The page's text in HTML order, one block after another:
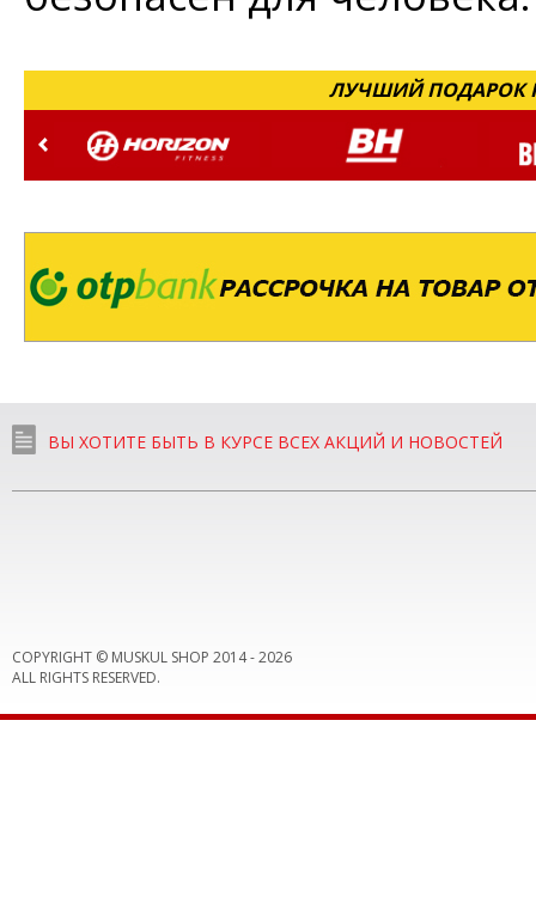
ЛУЧШИЙ ПОДАРОК
ВЫ ХОТИТЕ БЫТЬ В КУРСЕ ВСЕХ АКЦИЙ И НОВОСТЕЙ
COPYRIGHT © MUSKUL SHOP 2014 -2026
ALL RIGHTS RESERVED.